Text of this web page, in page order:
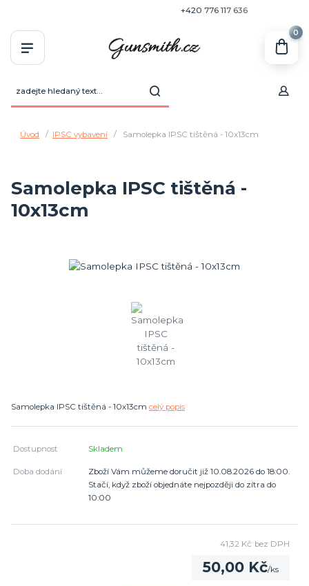
+420 776 117 636
0
Úvod IPSC vybavení Samolepka IPSC tištěná - 10x13cm
Samolepka IPSC tištěná -
10x13cm
Samolepka IPSC tištěná - 10x13cm celý popis
Dostupnost Skladem
Doba dodání
Zboží Vám můžeme doručit již 10.08.2026 do 18:00.
Stačí, když zboží objednáte nejpozději do zítra do
10:00
50,00 Kč/ks
41,32 Kč bez DPH